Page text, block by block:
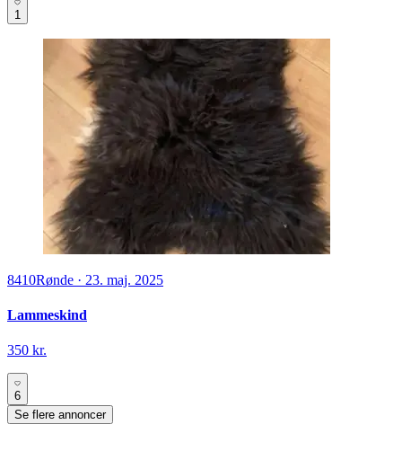
1
8410Rønde · 23. maj. 2025
Lammeskind
350 kr.
6
Se flere annoncer